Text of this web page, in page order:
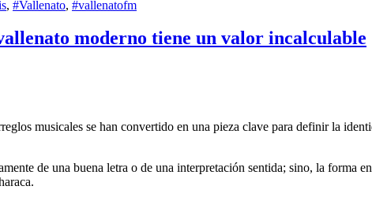
, #Vallenato, #vallenatofm
moderno tiene un valor incalculable
musicales se han convertido en una pieza clave para definir la
de una buena letra o de una interpretación sentida; sino, la forma